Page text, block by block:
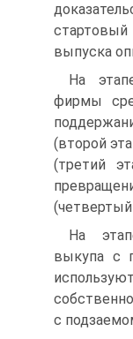
стартовый
выпуска
На
фирмы
(второй
(третий
(четвертый
На
выкупа с
с